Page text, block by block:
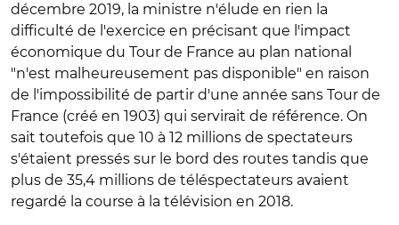
décembre 2019, la ministre n'élude en rien la
difficulté de l'exercice en précisant que l'impact
économique du Tour de France au plan national
"n'est malheureusement pas disponible" en raison
de l'impossibilité de partir d'une année sans Tour de
France (créé en 1903) qui servirait de référence. On
sait toutefois que 10 à 12 millions de spectateurs
s'étaient pressés sur le bord des routes tandis que
plus de 35,4 millions de téléspectateurs avaient
regardé la course à la télévision en 2018.